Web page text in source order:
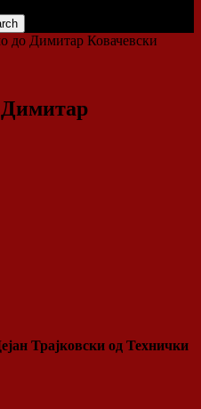
до Димитар Ковачевски
Трајковски од Технички